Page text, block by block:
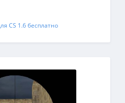
CS 1.6 бесплатно